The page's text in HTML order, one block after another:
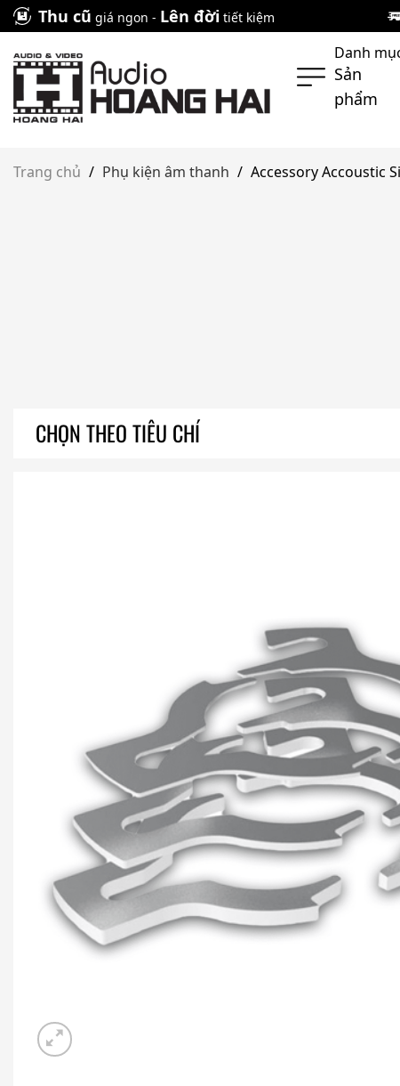
Skip
to
content
Thu cũ giá ngon - Lên đời tiết kiệm
Danh
Sản
phẩm
Trang chủ / Phụ kiện âm thanh / Accessory Accoustic
CHỌN THEO TIÊU CHÍ